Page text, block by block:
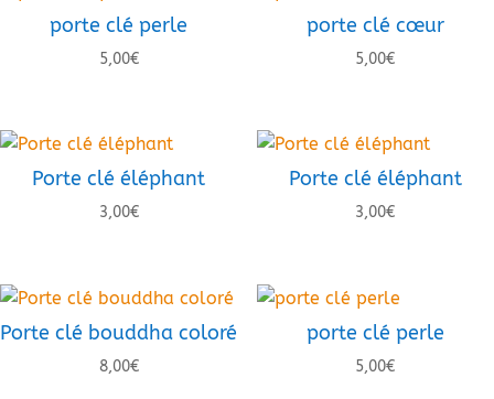
porte clé perle
5,00€
porte clé cœur
5,00€
Porte clé éléphant
3,00€
Porte clé éléphant
3,00€
Porte clé bouddha coloré
8,00€
porte clé perle
5,00€